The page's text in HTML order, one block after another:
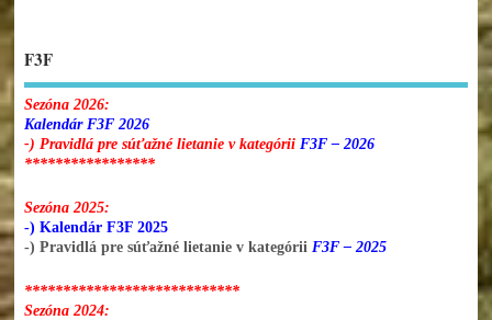
F3F
Sezóna 2026:
Kalendár F3F 2026
-) Pravidlá pre súťažné lietanie v kategórii F3F – 2026
*****************
Sezóna 2025:
-) Kalendár F3F 2025
-) Pravidlá pre súťažné lietanie v kategórii F3F – 2025
****************************
Sezóna 2024: